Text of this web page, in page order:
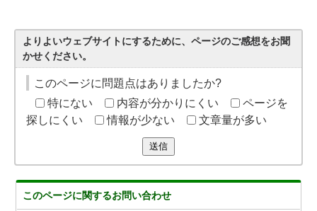
よりよいウェブサイトにするために、ページのご感想をお聞
かせください。
このページに問題点はありましたか?
特にない
内容が分かりにくい
ページを
探しにくい
情報が少ない 文章量が多い
送信
このページに関するお問い合わせ